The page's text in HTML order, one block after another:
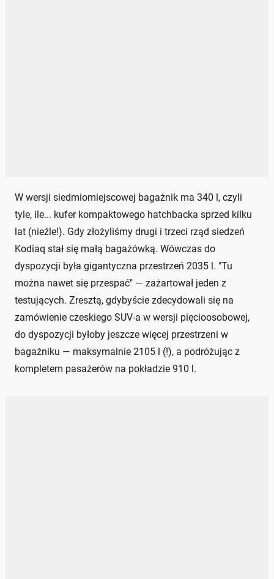
W wersji siedmiomiejscowej bagażnik ma 340 l, czyli
tyle, ile... kufer kompaktowego hatchbacka sprzed kilku
lat (nieźle!). Gdy złożyliśmy drugi i trzeci rząd siedzeń
Kodiaq stał się małą bagażówką. Wówczas do
dyspozycji była gigantyczna przestrzeń 2035 l. "Tu
można nawet się przespać" — zażartował jeden z
testujących. Zresztą, gdybyście zdecydowali się na
zamówienie czeskiego SUV-a w wersji pięcioosobowej,
do dyspozycji byłoby jeszcze więcej przestrzeni w
bagażniku — maksymalnie 2105 l (!), a podróżując z
kompletem pasażerów na pokładzie 910 l.